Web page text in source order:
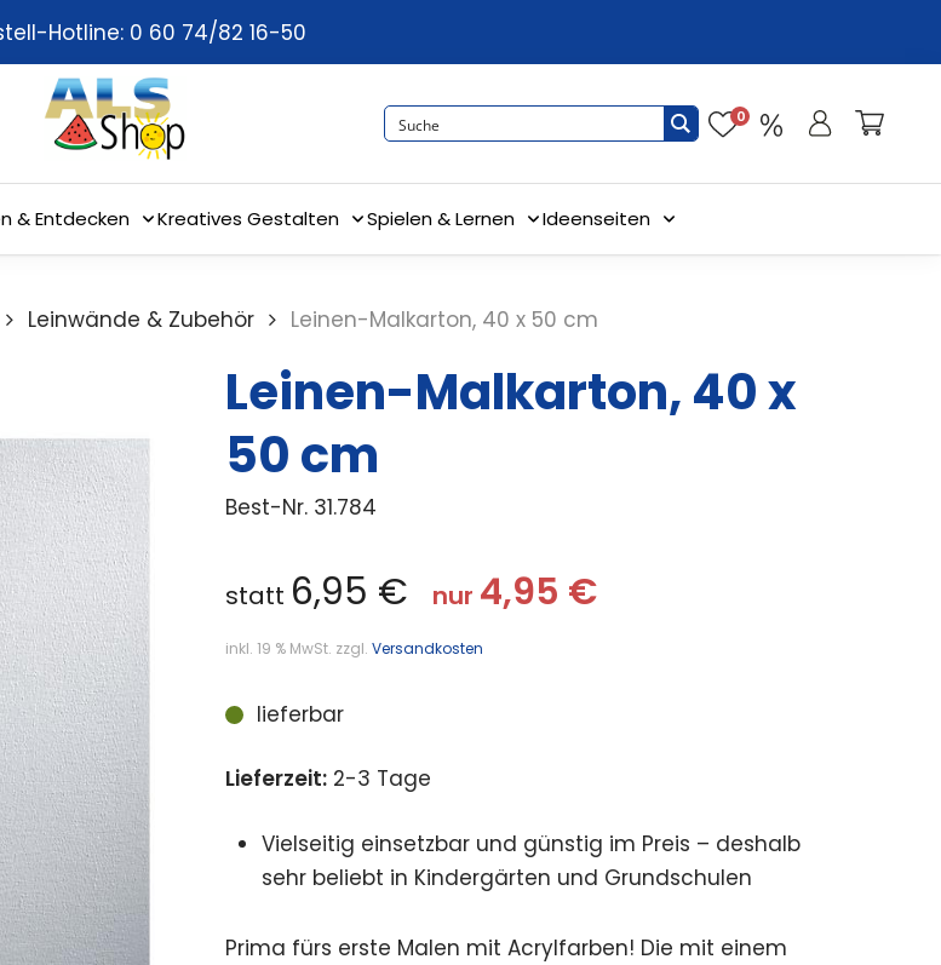
Hotline: 0 60 74/82 16-50
0
& Entdecken Kreatives Gestalten Spielen & Lernen Ideenseiten
Leinwände & Zubehör Leinen-Malkarton, 40 x 50 cm
Leinen-Malkarton, 40 x
50 cm
Best-Nr. 31.784
statt 6,95 € nur 4,95 €
inkl. 19 % MwSt. zzgl.Versandkosten
lieferbar
Lieferzeit: 2-3 Tage
Vielseitig einsetzbar und günstig im Preis – deshalb
sehr beliebt in Kindergärten und Grundschulen
Prima fürs erste Malen mit Acrylfarben! Die mit einem